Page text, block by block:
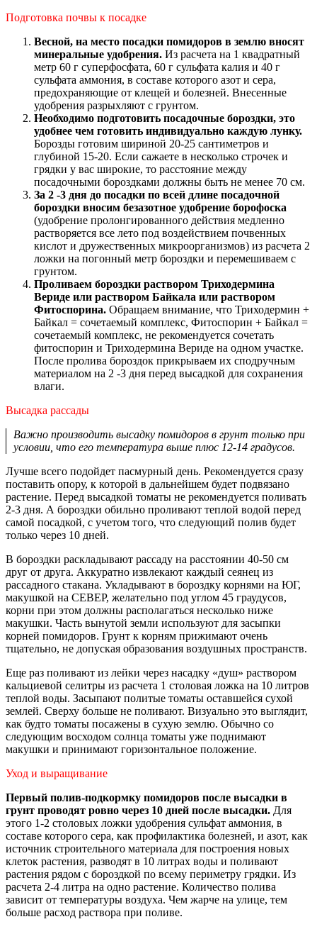
Подготовка почвы к посадке
Весной, на место посадки помидоров в землю вносят
минеральные удобрения. Из расчета на 1 квадратный
метр 60 г суперфосфата, 60 г сульфата калия и 40 г
сульфата аммония, в составе которого азот и сера,
предохраняющие от клещей и болезней. Внесенные
удобрения разрыхляют с грунтом.
Необходимо подготовить посадочные бороздки, это
удобнее чем готовить индивидуально каждую лунку.
Борозды готовим шириной 20-25 сантиметров и
глубиной 15-20. Если сажаете в несколько строчек и
грядки у вас широкие, то расстояние между
посадочными бороздками должны быть не менее 70 см.
За 2 -3 дня до посадки по всей длине посадочной
бороздки вносим безазотное удобрение борофоска
(удобрение пролонгированного действия медленно
растворяется все лето под воздействием почвенных
кислот и дружественных микроорганизмов) из расчета 2
ложки на погонный метр бороздки и перемешиваем с
грунтом.
Проливаем бороздки раствором Триходермина
Вериде или раствором Байкала или раствором
Фитоспорина. Обращаем внимание, что Триходермин +
Байкал = сочетаемый комплекс, Фитоспорин + Байкал =
сочетаемый комплекс, не рекомендуется сочетать
фитоспорин и Триходермина Вериде на одном участке.
После пролива бороздок прикрываем их сподручным
материалом на 2 -3 дня перед высадкой для сохранения
влаги.
Высадка рассады
Важно производить высадку помидоров в грунт только при
условии, что его температура выше плюс 12-14 градусов.
Лучше всего подойдет пасмурный день. Рекомендуется сразу
поставить опору, к которой в дальнейшем будет подвязано
растение. Перед высадкой томаты не рекомендуется поливать
2-3 дня. А бороздки обильно проливают теплой водой перед
самой посадкой, с учетом того, что следующий полив будет
только через 10 дней.
В бороздки раскладывают рассаду на расстоянии 40-50 см
друг от друга. Аккуратно извлекают каждый сеянец из
рассадного стакана. Укладывают в бороздку корнями на ЮГ,
макушкой на СЕВЕР, желательно под углом 45 граудусов,
корни при этом должны располагаться несколько ниже
макушки. Часть вынутой земли используют для засыпки
корней помидоров. Грунт к корням прижимают очень
тщательно, не допуская образования воздушных пространств.
Еще раз поливают из лейки через насадку «душ» раствором
кальциевой селитры из расчета 1 столовая ложка на 10 литров
теплой воды. Засыпают политые томаты оставшейся сухой
землей. Сверху больше не поливают. Визуально это выглядит,
как будто томаты посажены в сухую землю. Обычно со
следующим восходом солнца томаты уже поднимают
макушки и принимают горизонтальное положение.
Уход и выращивание
Первый полив-подкормку помидоров после высадки в
грунт проводят ровно через 10 дней после высадки. Для
этого 1-2 столовых ложки удобрения сульфат аммония, в
составе которого сера, как профилактика болезней, и азот, как
источник строительного материала для построения новых
клеток растения, разводят в 10 литрах воды и поливают
растения рядом с бороздкой по всему периметру грядки. Из
расчета 2-4 литра на одно растение. Количество полива
зависит от температуры воздуха. Чем жарче на улице, тем
больше расход раствора при поливе.